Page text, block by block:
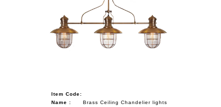
Item Code:
Name :
Brass Ceiling Chandelier lights